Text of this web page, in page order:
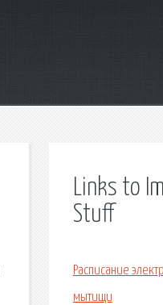
Links to
Stuff
Расписание
мытищи